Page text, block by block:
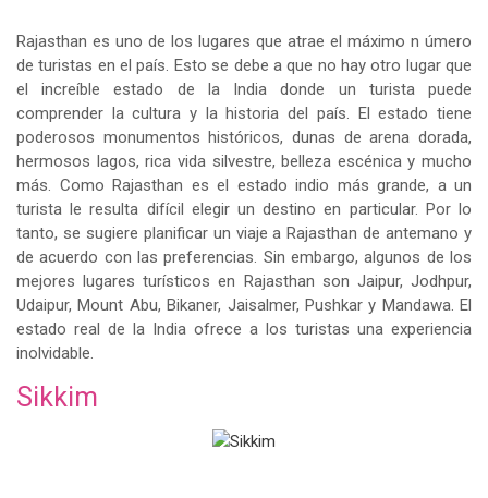
Rajasthan es uno de los lugares que atrae el máximo n úmero
de turistas en el país. Esto se debe a que no hay otro lugar que
el increíble estado de la India donde un turista puede
comprender la cultura y la historia del país. El estado tiene
poderosos monumentos históricos, dunas de arena dorada,
hermosos lagos, rica vida silvestre, belleza escénica y mucho
más. Como Rajasthan es el estado indio más grande, a un
turista le resulta difícil elegir un destino en particular. Por lo
tanto, se sugiere planificar un viaje a Rajasthan de antemano y
de acuerdo con las preferencias. Sin embargo, algunos de los
mejores lugares turísticos en Rajasthan son Jaipur, Jodhpur,
Udaipur, Mount Abu, Bikaner, Jaisalmer, Pushkar y Mandawa. El
estado real de la India ofrece a los turistas una experiencia
inolvidable.
Sikkim